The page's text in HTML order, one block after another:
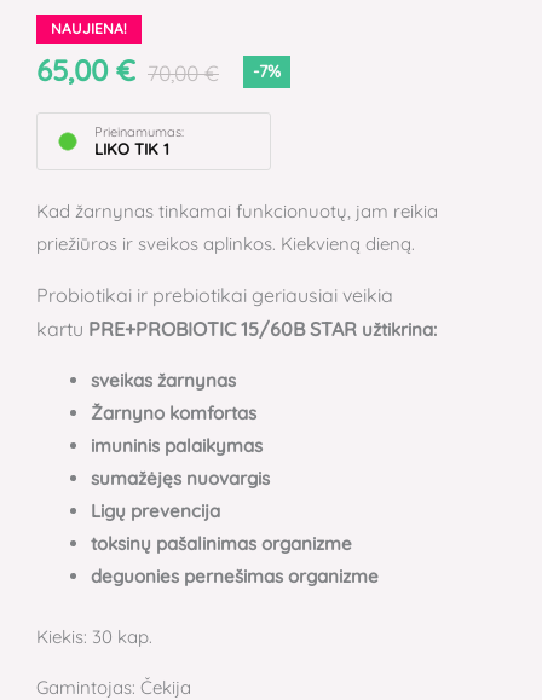
NAUJIENA!
65,00 € 70,00€ -7%
Prieinamumas:
LIKO TIK 1
Kad žarnynas tinkamai funkcionuotų, jam reikia
priežiūros ir sveikos aplinkos. Kiekvieną dieną.
Probiotikai ir prebiotikai geriausiai veikia
kartu PRE+PROBIOTIC 15/60B STAR užtikrina:
sveikas žarnynas
Žarnyno komfortas
imuninis palaikymas
sumažėjęs nuovargis
Ligų prevencija
toksinų pašalinimas organizme
deguonies pernešimas organizme
Kiekis: 30 kap.
Gamintojas: Čekija